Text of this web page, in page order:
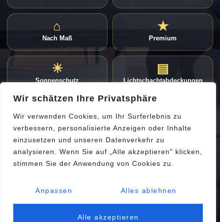
Wir schätzen Ihre Privatsphäre
Wir verwenden Cookies, um Ihr Surferlebnis zu
verbessern, personalisierte Anzeigen oder Inhalte
einzusetzen und unseren Datenverkehr zu
analysieren. Wenn Sie auf „Alle akzeptieren" klicken,
stimmen Sie der Anwendung von Cookies zu.
Anpassen Alles ablehnen
Alle akzeptieren
⌂
Nach Maß
★
Premium
☀
Sonnenschutz
▤
Lichtschachtabdeckungen
◎ ♪ f
© 2026 RAM-TEK